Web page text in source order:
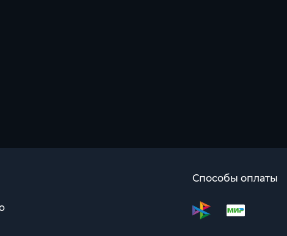
Способы оплаты